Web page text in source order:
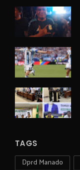
TAGS
Dprd Manado